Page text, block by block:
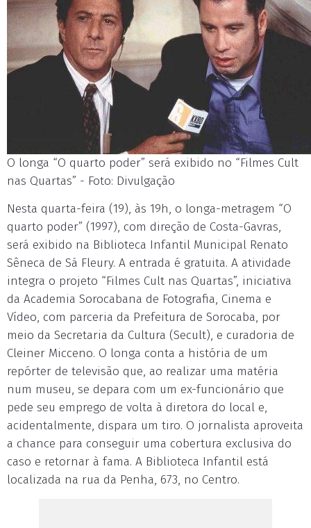
O longa “O quarto poder” será exibido no “Filmes Cult
nas Quartas” - Foto: Divulgação
Nesta quarta-feira (19), às 19h, o longa-metragem “O
quarto poder” (1997), com direção de Costa-Gavras,
será exibido na Biblioteca Infantil Municipal Renato
Sêneca de Sá Fleury. A entrada é gratuita. A atividade
integra o projeto “Filmes Cult nas Quartas”, iniciativa
da Academia Sorocabana de Fotografia, Cinema e
Vídeo, com parceria da Prefeitura de Sorocaba, por
meio da Secretaria da Cultura (Secult), e curadoria de
Cleiner Micceno. O longa conta a história de um
repórter de televisão que, ao realizar uma matéria
num museu, se depara com um ex-funcionário que
pede seu emprego de volta à diretora do local e,
acidentalmente, dispara um tiro. O jornalista aproveita
a chance para conseguir uma cobertura exclusiva do
caso e retornar à fama. A Biblioteca Infantil está
localizada na rua da Penha, 673, no Centro.